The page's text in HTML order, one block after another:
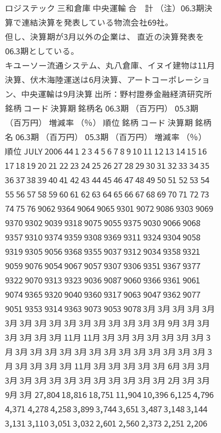
ロジステック 三和倉庫 中央運輸 合 計 （注）06.3期決
算で連結決算を発表している物流会社69社。
但し、決算期が3月以外の企業は、 直近の決算発表を
06.3期としている。
キユーソー流通システム、丸八倉庫、イヌイ建物は11月
決算、伏木海陸運送は6月決算、アートコーポレーショ
ン、中央運輸は9月決算 出所：野村證券金融経済研究所
銘柄 コード 決算期 銘柄名 06.3期 （百万円） 05.3期
（百万円） 増減率 （％） 順位 銘柄 コード 決算期 銘柄
名 06.3期 （百万円） 05.3期 （百万円） 増減率 （％）
順位 JULY 2006 44 1 2 3 4 5 6 7 8 9 10 11 12 13 14 15 16
17 18 19 20 21 22 23 24 25 26 27 28 29 30 31 32 33 34 35
36 37 38 39 40 41 42 43 44 45 46 47 48 49 50 51 52 53 54
55 56 57 58 59 60 61 62 63 64 65 66 67 68 69 70 71 72 73
74 75 76 9062 9364 9064 9065 9301 9072 9086 9303 9069
9370 9302 9039 9318 9075 9055 9375 9030 9066 9068
9357 9310 9374 9359 9308 9369 9311 9324 9304 9058
9319 9305 9056 9368 9355 9037 9312 9034 9358 9321
9059 9076 9054 9067 9057 9307 9306 9351 9367 9377
9322 9070 9313 9323 9036 9087 9060 9366 9361 9061
9074 9365 9320 9040 9360 9317 9063 9047 9362 9077
9051 9353 9314 9363 9073 9053 9078 3月 3月 3月 3月 3月
3月 3月 3月 3月 3月 3月 3月 3月 3月 3月 3月 9月 3月 3月
3月 3月 3月 3月 11月 11月 3月 3月 3月 3月 3月 3月 3月 3
月 3月 3月 3月 3月 3月 3月 3月 3月 3月 3月 3月 3月 3月 3
月 3月 3月 3月 3月 11月 3月 3月 3月 3月 3月 6月 3月 3月
3月 3月 3月 3月 3月 3月 3月 3月 3月 3月 3月 2月 3月 3月
9月 3月 27,804 18,816 18,751 11,904 10,396 6,125 4,796
4,371 4,278 4,258 3,899 3,744 3,651 3,487 3,148 3,144
3,131 3,110 3,051 3,032 2,601 2,560 2,373 2,251 2,206